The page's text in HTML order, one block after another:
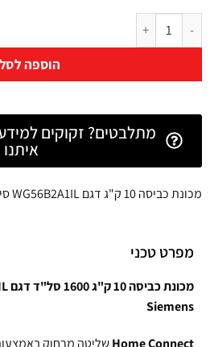
הוספה לסל
מתלבטים? זקוקים
איתנו
מכונת כביסה 10 ק"ג דגם WG56B2A1IL סימנס Siemens
מפרט טכני
Siemens
Home Connectשליטה מרחוק